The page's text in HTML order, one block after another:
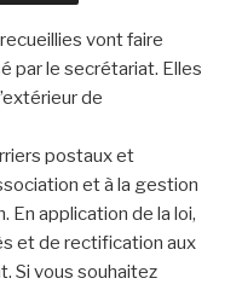
vont faire
par le secrétariat. Elles
de
postaux et
et à la gestion
En application de la loi,
et de rectification aux
Si vous souhaitez